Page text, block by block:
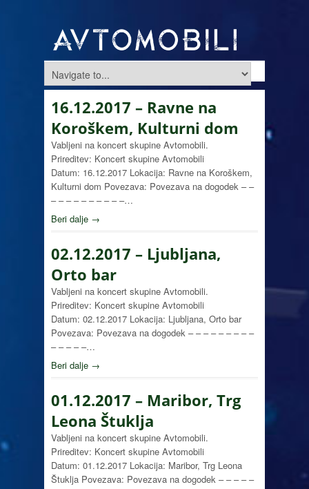
16.12.2017 – Ravne na
Koroškem, Kulturni dom
Vabljeni na koncert skupine Avtomobili.
Prireditev: Koncert skupine Avtomobili
Datum: 16.12.2017 Lokacija: Ravne na Koroškem,
Kulturni dom Povezava: Povezava na dogodek – –
– – – – – – – – – –…
Beri dalje →
02.12.2017 – Ljubljana,
Orto bar
Vabljeni na koncert skupine Avtomobili.
Prireditev: Koncert skupine Avtomobili
Datum: 02.12.2017 Lokacija: Ljubljana, Orto bar
Povezava: Povezava na dogodek – – – – – – – – –
– – – – –…
Beri dalje →
01.12.2017 – Maribor, Trg
Leona Štuklja
Vabljeni na koncert skupine Avtomobili.
Prireditev: Koncert skupine Avtomobili
Datum: 01.12.2017 Lokacija: Maribor, Trg Leona
Štuklja Povezava: Povezava na dogodek – – – – –